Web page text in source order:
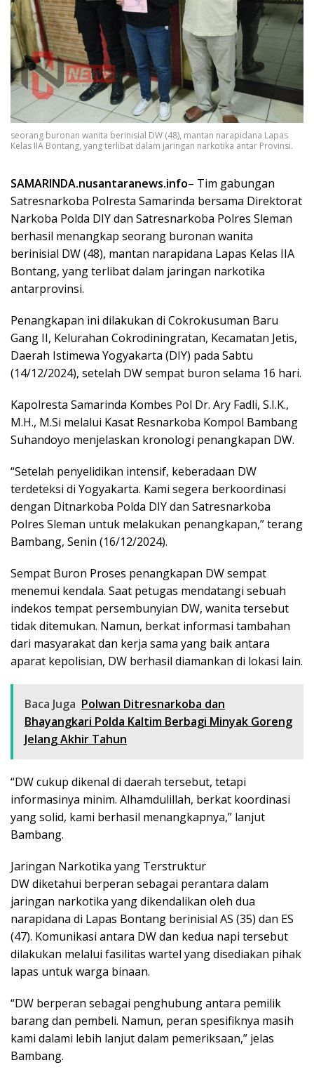
seorang buronan wanita berinisial DW (48), mantan narapidana Lapas
Kelas IIA Bontang, yang terlibat dalam jaringan narkotika antar Provinsi.
SAMARINDA.nusantaranews.info– Tim gabungan
Satresnarkoba Polresta Samarinda bersama Direktorat
Narkoba Polda DIY dan Satresnarkoba Polres Sleman
berhasil menangkap seorang buronan wanita
berinisial DW (48), mantan narapidana Lapas Kelas IIA
Bontang, yang terlibat dalam jaringan narkotika
antarprovinsi.
Penangkapan ini dilakukan di Cokrokusuman Baru
Gang II, Kelurahan Cokrodiningratan, Kecamatan Jetis,
Daerah Istimewa Yogyakarta (DIY) pada Sabtu
(14/12/2024), setelah DW sempat buron selama 16 hari.
Kapolresta Samarinda Kombes Pol Dr. Ary Fadli, S.I.K.,
M.H., M.Si melalui Kasat Resnarkoba Kompol Bambang
Suhandoyo menjelaskan kronologi penangkapan DW.
“Setelah penyelidikan intensif, keberadaan DW
terdeteksi di Yogyakarta. Kami segera berkoordinasi
dengan Ditnarkoba Polda DIY dan Satresnarkoba
Polres Sleman untuk melakukan penangkapan,” terang
Bambang, Senin (16/12/2024).
Sempat Buron Proses penangkapan DW sempat
menemui kendala. Saat petugas mendatangi sebuah
indekos tempat persembunyian DW, wanita tersebut
tidak ditemukan. Namun, berkat informasi tambahan
dari masyarakat dan kerja sama yang baik antara
aparat kepolisian, DW berhasil diamankan di lokasi lain.
Baca Juga Polwan Ditresnarkoba dan
Bhayangkari Polda Kaltim Berbagi Minyak Goreng
Jelang Akhir Tahun
“DW cukup dikenal di daerah tersebut, tetapi
informasinya minim. Alhamdulillah, berkat koordinasi
yang solid, kami berhasil menangkapnya,” lanjut
Bambang.
Jaringan Narkotika yang Terstruktur
DW diketahui berperan sebagai perantara dalam
jaringan narkotika yang dikendalikan oleh dua
narapidana di Lapas Bontang berinisial AS (35) dan ES
(47). Komunikasi antara DW dan kedua napi tersebut
dilakukan melalui fasilitas wartel yang disediakan pihak
lapas untuk warga binaan.
“DW berperan sebagai penghubung antara pemilik
barang dan pembeli. Namun, peran spesifiknya masih
kami dalami lebih lanjut dalam pemeriksaan,” jelas
Bambang.